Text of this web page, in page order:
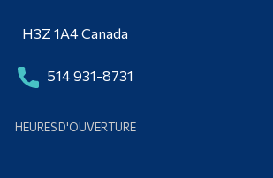
H3Z 1A4 Canada
514 931-8731
HEURES D'OUVERTURE